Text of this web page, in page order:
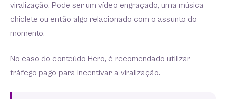
viralização. Pode ser um vídeo engraçado, uma música
chiclete ou então algo relacionado com o assunto do
momento.
No caso do conteúdo Hero, é recomendado utilizar
tráfego pago para incentivar a viralização.